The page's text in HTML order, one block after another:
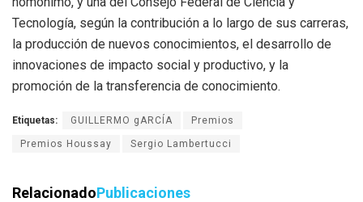
Tecnología, según la contribución a lo largo de sus carreras,
la producción de nuevos conocimientos, el desarrollo de
innovaciones de impacto social y productivo, y la
promoción de la transferencia de conocimiento.
Etiquetas: GUILLERMO gARCÍA Premios
Premios Houssay Sergio Lambertucci
RelacionadoPublicaciones